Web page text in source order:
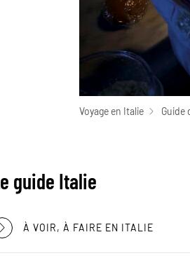
Voyage en Italie Guide
Le guide Italie
À VOIR, À FAIRE EN ITALIE